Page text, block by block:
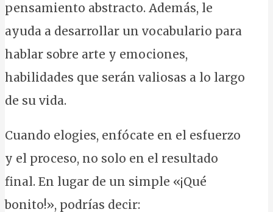
pensamiento abstracto. Además, le
ayuda a desarrollar un vocabulario para
hablar sobre arte y emociones,
habilidades que serán valiosas a lo largo
de su vida.
Cuando elogies, enfócate en el esfuerzo
y el proceso, no solo en el resultado
final. En lugar de un simple «¡Qué
bonito!», podrías decir: